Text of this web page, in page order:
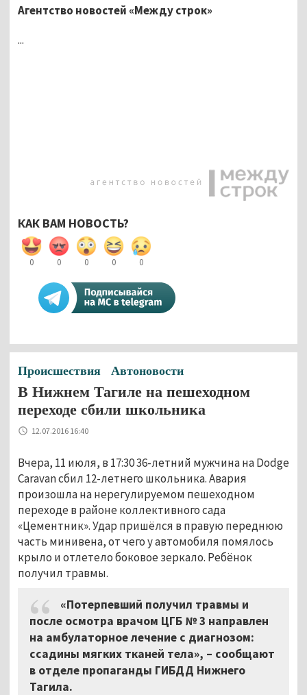
Агентство новостей «Между строк»
...
КАК ВАМ НОВОСТЬ?
0 0 0 0 0
Происшествия Автоновости
В Нижнем Тагиле на пешеходном
переходе сбили школьника
12.07.2016 16:40
Вчера, 11 июля, в 17:30 36-летний мужчина на Dodge
Caravan сбил 12-летнего школьника. Авария
произошла на нерегулируемом пешеходном
переходе в районе коллективного сада
«Цементник». Удар пришёлся в правую переднюю
часть минивена, от чего у автомобиля помялось
крыло и отлетело боковое зеркало. Ребёнок
получил травмы.
«Потерпевший получил травмы и
после осмотра врачом ЦГБ № 3 направлен
на амбулаторное лечение с диагнозом:
ссадины мягких тканей тела», – сообщают
в отделе пропаганды ГИБДД Нижнего
Тагила.